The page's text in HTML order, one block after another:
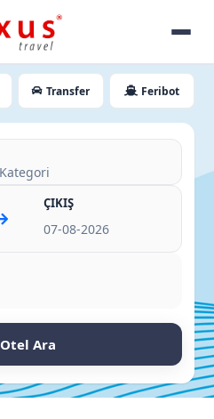
Transfer Feribot
ÇIKIŞ
Otel Ara